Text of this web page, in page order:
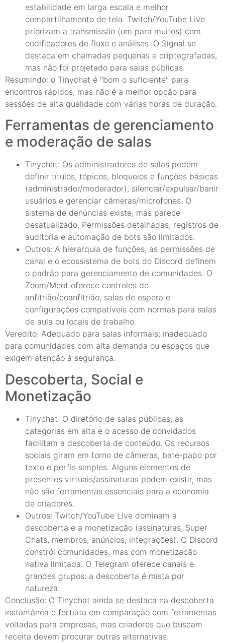
estabilidade em larga escala e melhor
compartilhamento de tela. Twitch/YouTube Live
priorizam a transmissão (um para muitos) com
codificadores de fluxo e análises. O Signal se
destaca em chamadas pequenas e criptografadas,
mas não foi projetado para salas públicas.
Resumindo: o Tinychat é "bom o suficiente" para
encontros rápidos, mas não é a melhor opção para
sessões de alta qualidade com várias horas de duração.
Ferramentas de gerenciamento
e moderação de salas
Tinychat: Os administradores de salas podem
definir títulos, tópicos, bloqueios e funções básicas
(administrador/moderador), silenciar/expulsar/banir
usuários e gerenciar câmeras/microfones. O
sistema de denúncias existe, mas parece
desatualizado. Permissões detalhadas, registros de
auditoria e automação de bots são limitados.
Outros: A hierarquia de funções, as permissões de
canal e o ecossistema de bots do Discord definem
o padrão para gerenciamento de comunidades. O
Zoom/Meet oferece controles de
anfitrião/coanfitrião, salas de espera e
configurações compatíveis com normas para salas
de aula ou locais de trabalho.
Veredito: Adequado para salas informais; inadequado
para comunidades com alta demanda ou espaços que
exigem atenção à segurança.
Descoberta, Social e
Monetização
Tinychat: O diretório de salas públicas, as
categorias em alta e o acesso de convidados
facilitam a descoberta de conteúdo. Os recursos
sociais giram em torno de câmeras, bate-papo por
texto e perfis simples. Alguns elementos de
presentes virtuais/assinaturas podem existir, mas
não são ferramentas essenciais para a economia
de criadores.
Outros: Twitch/YouTube Live dominam a
descoberta e a monetização (assinaturas, Super
Chats, membros, anúncios, integrações). O Discord
constrói comunidades, mas com monetização
nativa limitada. O Telegram oferece canais e
grandes grupos: a descoberta é mista por
natureza.
Conclusão: O Tinychat ainda se destaca na descoberta
instantânea e fortuita em comparação com ferramentas
voltadas para empresas, mas criadores que buscam
receita devem procurar outras alternativas.